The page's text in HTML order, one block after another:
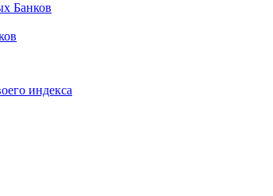
Банков
индекса